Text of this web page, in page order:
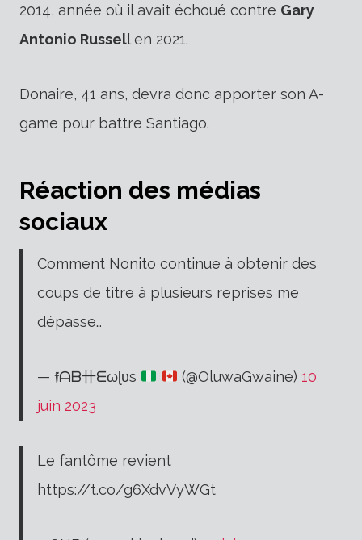
2014, année où il avait échoué contre Gary
Antonio Russell en 2021.
Donaire, 41 ans, devra donc apporter son A-
game pour battre Santiago.
Réaction des médias
sociaux
Comment Nonito continue à obtenir des
coups de titre à plusieurs reprises me
dépasse…
— 𝖋ᗩᗷ卄ᗴωɭυѕ (@OluwaGwaine) 10
juin 2023
Le fantôme revient
https://t.co/g6XdvVyWGt